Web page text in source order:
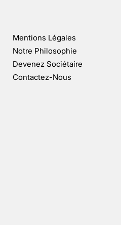
FAIT SURFACE À
MARSEILLE (1/5)
10 jan 2022
Mentions Légales
Notre Philosophie
Devenez Sociétaire
Contactez-Nous